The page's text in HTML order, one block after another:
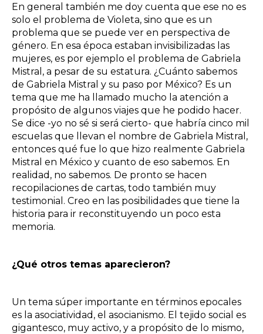
En general también me doy cuenta que ese no es
solo el problema de Violeta, sino que es un
problema que se puede ver en perspectiva de
género. En esa época estaban invisibilizadas las
mujeres, es por ejemplo el problema de Gabriela
Mistral, a pesar de su estatura. ¿Cuánto sabemos
de Gabriela Mistral y su paso por México? Es un
tema que me ha llamado mucho la atención a
propósito de algunos viajes que he podido hacer.
Se dice -yo no sé si será cierto- que habría cinco mil
escuelas que llevan el nombre de Gabriela Mistral,
entonces qué fue lo que hizo realmente Gabriela
Mistral en México y cuanto de eso sabemos. En
realidad, no sabemos. De pronto se hacen
recopilaciones de cartas, todo también muy
testimonial. Creo en las posibilidades que tiene la
historia para ir reconstituyendo un poco esta
memoria.
¿Qué otros temas aparecieron?
Un tema súper importante en términos epocales
es la asociatividad, el asocianismo. El tejido social es
gigantesco, muy activo, y a propósito de lo mismo,